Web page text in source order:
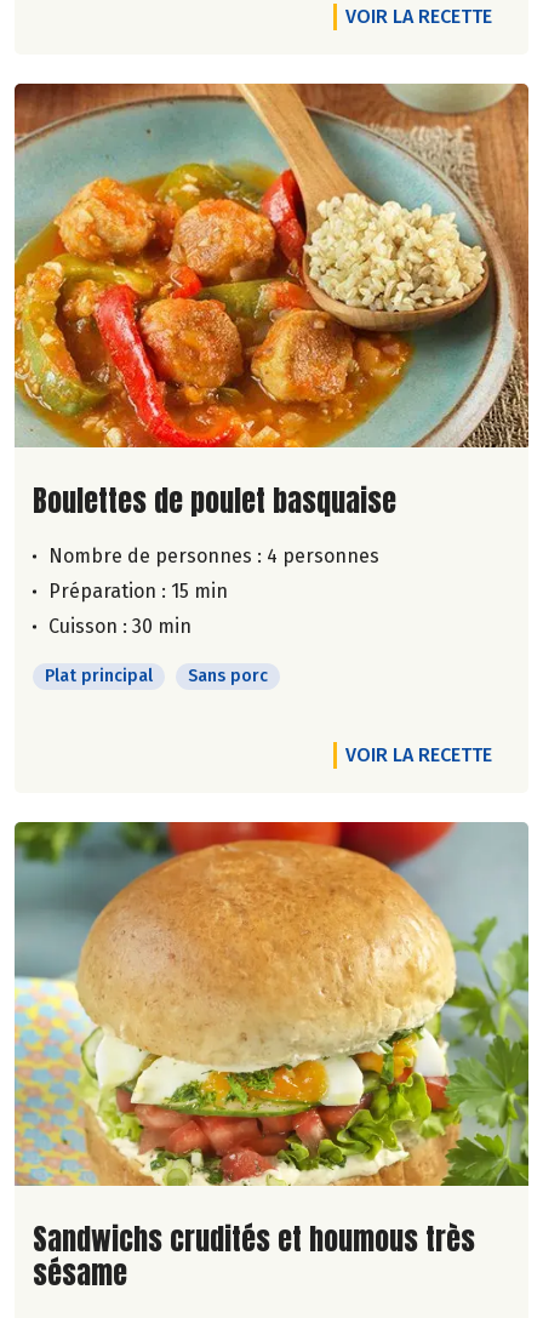
VOIR LA RECETTE
Lire la suite de la recette
Boulettes de poulet basquaise
Nombre de personnes : 4 personnes
Préparation : 15 min
Cuisson : 30 min
Plat principal Sans porc
VOIR LA RECETTE
Lire la suite de la recette
Sandwichs crudités et houmous très
sésame